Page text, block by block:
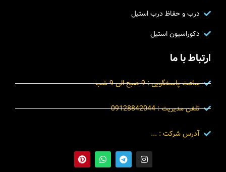
درب و حفاظ درب استیل
دکوراسیون استیل
ارتباط با ما
ساعت پاسخگویی : 9 صبح الی 9 شب
تلفن مدیریت : 09128842044
آدرس شرکت : ...